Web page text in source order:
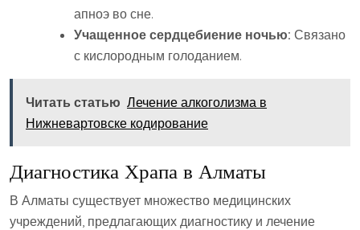
апноэ во сне.
Учащенное сердцебиение ночью: Связано
с кислородным голоданием.
Читать статью Лечение алкоголизма в
Нижневартовске кодирование
Диагностика Храпа в Алматы
В Алматы существует множество медицинских
учреждений, предлагающих диагностику и лечение